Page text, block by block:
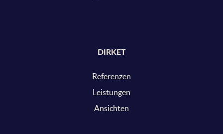
DIRKET
Referenzen
Leistungen
Ansichten